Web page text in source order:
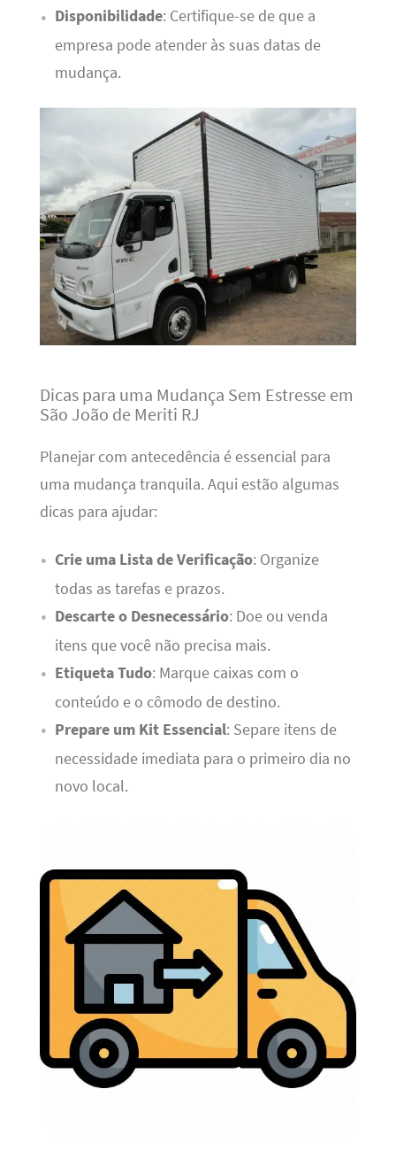
Disponibilidade: Certifique-se de que a
empresa pode atender às suas datas de
mudança.
Dicas para uma Mudança Sem Estresse em
São João de Meriti RJ
Planejar com antecedência é essencial para
uma mudança tranquila. Aqui estão algumas
dicas para ajudar:
Crie uma Lista de Verificação: Organize
todas as tarefas e prazos.
Descarte o Desnecessário: Doe ou venda
itens que você não precisa mais.
Etiqueta Tudo: Marque caixas com o
conteúdo e o cômodo de destino.
Prepare um Kit Essencial: Separe itens de
necessidade imediata para o primeiro dia no
novo local.